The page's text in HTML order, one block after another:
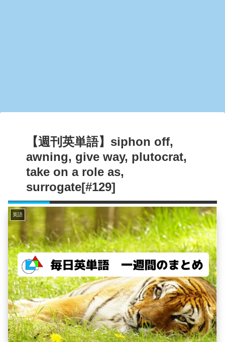
【週刊英単語】siphon off,
awning, give way, plutocrat,
take on a role as,
surrogate[#129]
英語